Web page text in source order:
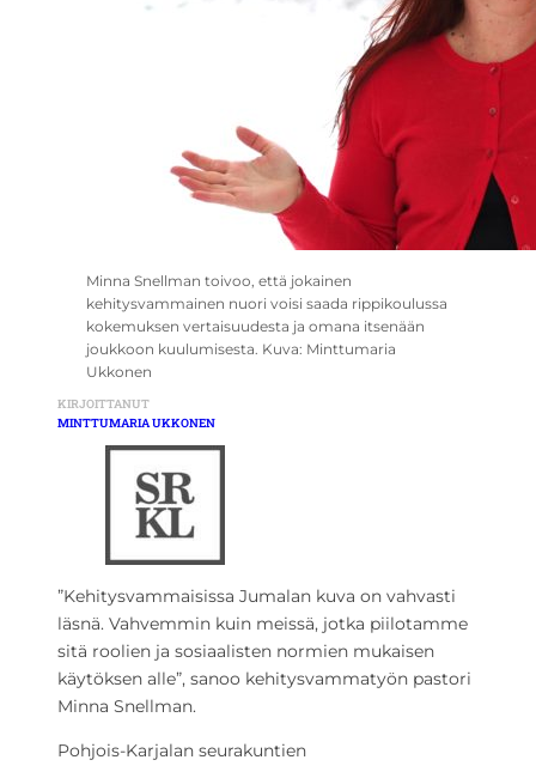
Minna Snellman toivoo, että jokainen
kehitysvammainen nuori voisi saada rippikoulussa
kokemuksen vertaisuudesta ja omana itsenään
joukkoon kuulumisesta. Kuva: Minttumaria
Ukkonen
KIRJOITTANUT
MINTTUMARIA UKKONEN
”Kehitysvammaisissa Jumalan kuva on vahvasti
läsnä. Vahvemmin kuin meissä, jotka piilotamme
sitä roolien ja sosiaalisten normien mukaisen
käytöksen alle”, sanoo kehitysvammatyön pastori
Minna Snellman.
Pohjois-Karjalan seurakuntien